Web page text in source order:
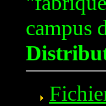
campus